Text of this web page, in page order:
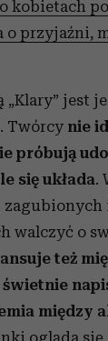
kobietach po
o przyjaźni,
„Klary” jest
Twórcy nie
próbują
się układa.
walczyć o
też
świetnie
między